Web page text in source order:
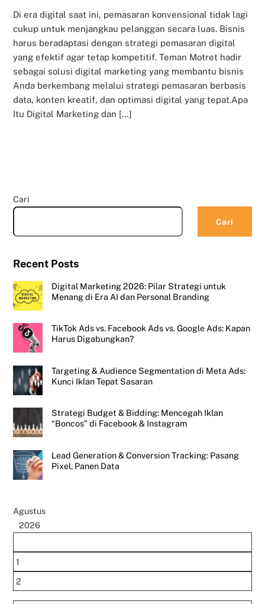
Di era digital saat ini, pemasaran konvensional tidak lagi
cukup untuk menjangkau pelanggan secara luas. Bisnis
harus beradaptasi dengan strategi pemasaran digital
yang efektif agar tetap kompetitif. Teman Motret hadir
sebagai solusi digital marketing yang membantu bisnis
Anda berkembang melalui strategi pemasaran berbasis
data, konten kreatif, dan optimasi digital yang tepat.Apa
Itu Digital Marketing dan […]
Cari
Cari
Recent Posts
Digital Marketing 2026: Pilar Strategi untuk
Menang di Era AI dan Personal Branding
TikTok Ads vs. Facebook Ads vs. Google Ads: Kapan
Harus Digabungkan?
Targeting & Audience Segmentation di Meta Ads:
Kunci Iklan Tepat Sasaran
Strategi Budget & Bidding: Mencegah Iklan
“Boncos” di Facebook & Instagram
Lead Generation & Conversion Tracking: Pasang
Pixel, Panen Data
Agustus
2026
1
2